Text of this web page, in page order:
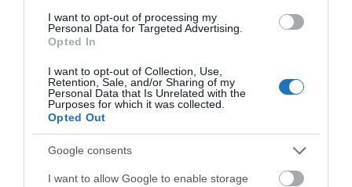
I want to opt-out of processing my
Personal Data for Targeted Advertising.
Opted In
I want to opt-out of Collection, Use,
Retention, Sale, and/or Sharing of my
Personal Data that Is Unrelated with the
Purposes for which it was collected.
Opted Out
Google consents
I want to allow Google to enable storage
érdemes körültekintően választani. Ha valaki autóval
utazik külföldre – akár síelni, akár csak
városlátogatásra -, érdemes assistance-
szolgáltatással kombinált utasbiztosítást kötni.
Kérem nap végén az aznapi friss cikkeket!